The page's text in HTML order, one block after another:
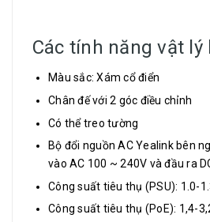
Các tính năng vật lý
Màu sắc: Xám cổ điển
Chân đế với 2 góc điều chỉnh
Có thể treo tường
Bộ đổi nguồn AC Yealink bên
vào AC 100 ~ 240V và đầu ra
Công suất tiêu thụ (PSU): 1.0-
Công suất tiêu thụ (PoE): 1,4-